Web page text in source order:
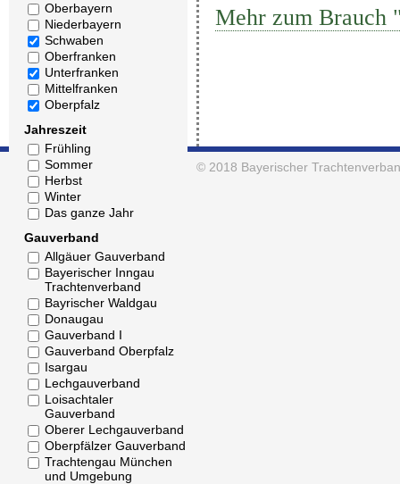
Oberbayern
Niederbayern
Schwaben
Oberfranken
Unterfranken
Mittelfranken
Oberpfalz
Jahreszeit
Frühling
Sommer
Herbst
Winter
Das ganze Jahr
Gauverband
Allgäuer Gauverband
Bayerischer Inngau
Trachtenverband
Bayrischer Waldgau
Donaugau
Gauverband I
Gauverband Oberpfalz
Isargau
Lechgauverband
Loisachtaler
Gauverband
Oberer Lechgauverband
Oberpfälzer Gauverband
Trachtengau München
und Umgebung
Mehr zum Brauch
© 2018 Bayerischer